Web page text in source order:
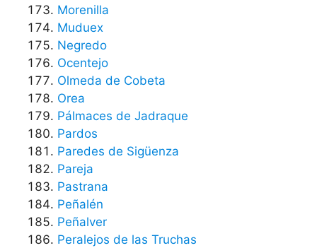
Morenilla
Muduex
Negredo
Ocentejo
Olmeda de Cobeta
Orea
Pálmaces de Jadraque
Pardos
Paredes de Sigüenza
Pareja
Pastrana
Peñalén
Peñalver
Peralejos de las Truchas